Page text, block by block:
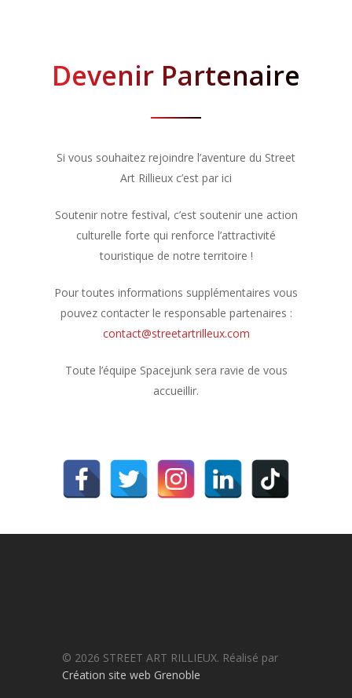
Devenir Partenaire
Si vous souhaitez rejoindre l’aventure du Street
Art Rillieux c’est par ici
Soutenir notre festival, c’est soutenir une action
culturelle forte qui renforce l’attractivité
touristique de notre territoire !
Pour toutes informations supplémentaires vous
pouvez contacter le responsable partenaires :
contact@streetartrilleux.com
Toute l’équipe Spacejunk sera ravie de vous
accueillir.
© 2026 STREET ART RILLIEUX. Réalisé par
Création site web Grenoble